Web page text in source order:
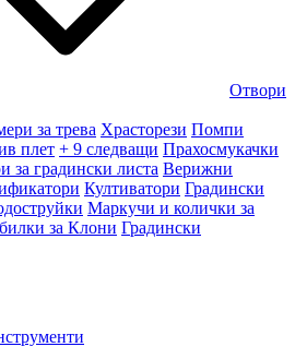
Отвори
за трева Храсторези Помпи
плет + 9 следващи Прахосмукачки
за градински листа Верижни
Култиватори Градински
Маркучи и колички за
за Клони Градински